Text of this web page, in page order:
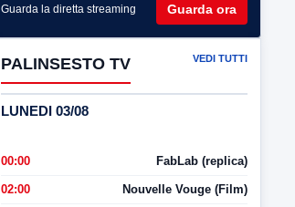
Guarda la diretta streaming Guarda ora
PALINSESTO TV VEDI TUTTI
LUNEDI 03/08
00:00 FabLab (replica)
02:00 Nouvelle Vouge (Film)